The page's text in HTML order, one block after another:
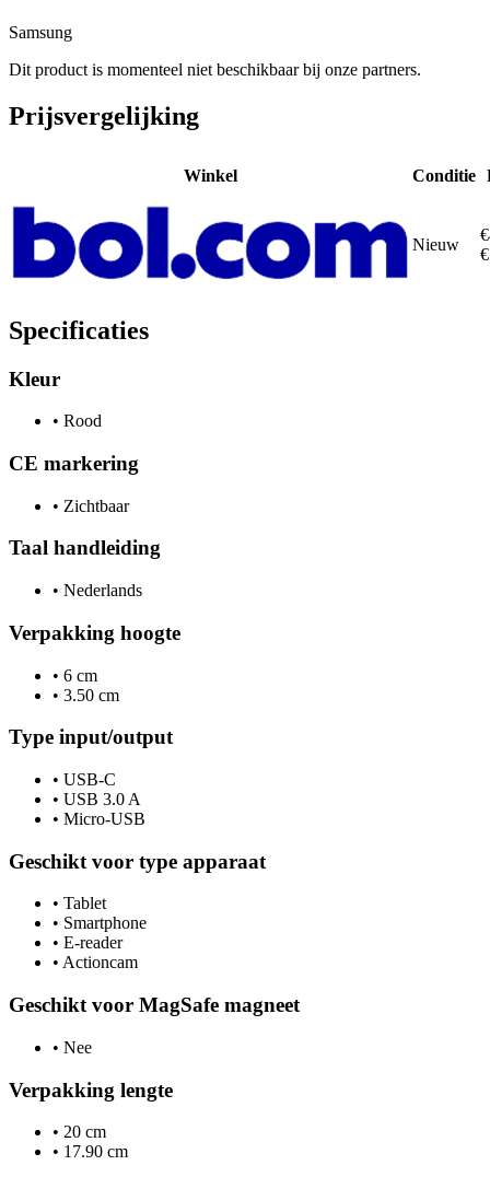
Samsung
Dit product is momenteel niet beschikbaar bij onze partners.
Prijsvergelijking
Winkel Conditie
Nieuw
Specificaties
Kleur
• Rood
CE markering
• Zichtbaar
Taal handleiding
• Nederlands
Verpakking hoogte
• 6 cm
• 3.50 cm
Type input/output
• USB-C
• USB 3.0 A
• Micro-USB
Geschikt voor type apparaat
• Tablet
• Smartphone
• E-reader
• Actioncam
Geschikt voor MagSafe magneet
• Nee
Verpakking lengte
• 20 cm
• 17.90 cm